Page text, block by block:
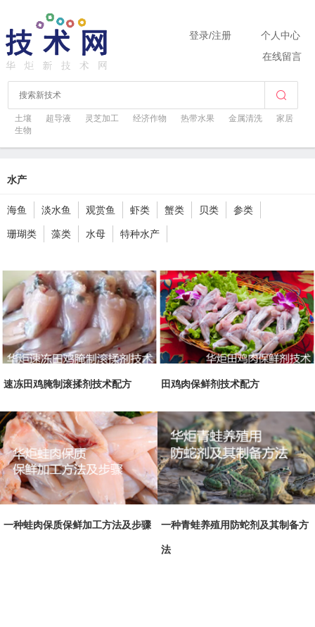
土壤 超导液 灵芝加工 经济作物 热带水果 金属清洗
家居
生物
登录/注册
个人中心
在线留言
水产
海鱼 淡水鱼 观赏鱼 虾类 蟹类 贝类 参类
珊瑚类 藻类 水母 特种水产
速冻田鸡腌制滚揉剂技术配方 田鸡肉保鲜剂技术配方
一种蛙肉保质保鲜加工方法及步骤 一种青蛙养殖用防蛇剂及其制备方
法